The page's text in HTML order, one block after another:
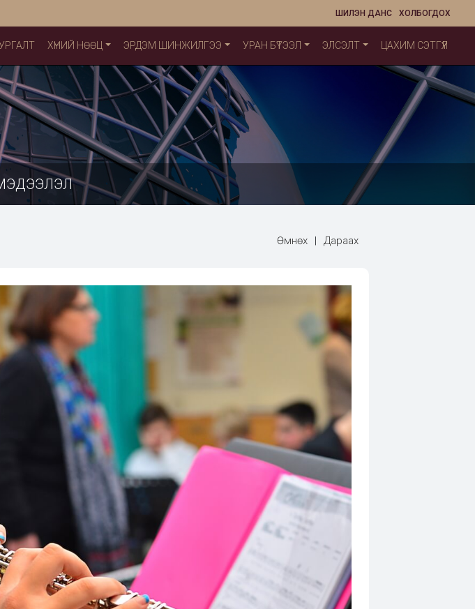
ХОЛБОГДОХ
ШИЛЭН ДАНС
ХҮНИЙ НӨӨЦ ЭРДЭМ ШИНЖИЛГЭЭ УРАН БҮТЭЭЛ ЭЛСЭЛТ ЦАХИМ СЭТГҮҮЛ
Өмнөх | Дараах